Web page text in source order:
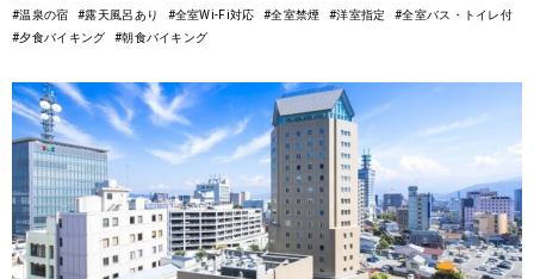
#温泉の宿 #露天風呂あり #全室Wi-Fi対応 #全室禁煙 #洋室指定
#全室バス・トイレ付
#夕食バイキング
#朝食バイキング